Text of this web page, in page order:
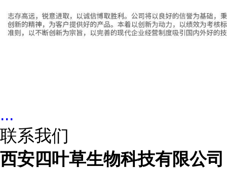
...
联系我们
西安四叶草生物科技有限公司